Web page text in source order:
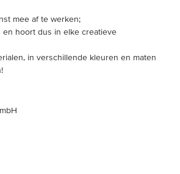
mee af te werken;
hoort dus in elke creatieve
in verschillende kleuren en maten